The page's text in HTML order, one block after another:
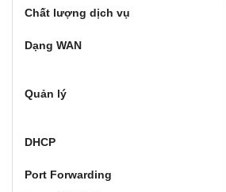
Chất lượng dịch vụ
Dạng WAN
Quản lý
DHCP
Port Forwarding